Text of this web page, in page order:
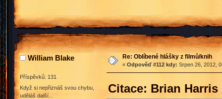
William Blake
Příspěvků: 131
Když si nepřiznáš svou chybu,
uděláš další...
Re: Oblíbené hlášky z filmů/knih
« Odpověď #112 kdy: Srpen 26, 2012,
Citace: Brian